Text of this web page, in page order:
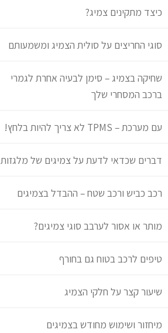
כיצד מתקינים צמיג?
סוגי החריצים על סולית הצמיג ומשמעותם
שחיקה בצמיג – סימן לבעיה אחרת לגמרי
ברכב המסחרי שלך
עם מערכת – TPMS לא צריך להיות בלחץ!
דברים שכדאי לדעת על צמיגים של מלגזות
רכב כביש ורכב שטח – ההבדל בצמיגים
מותר או אסור לערבב סוגי צמיגים?
טיפים לרכב בטוח גם בחורף
שיעור קצר על חלקי הצמיג
מיחזור ושימוש מחודש בצמיגים